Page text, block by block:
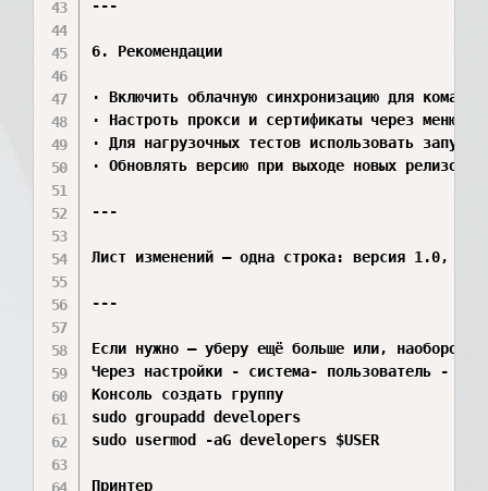
---
6. Рекомендации
· Включить облачную синхронизацию для
· Настроть прокси и сертификаты через меню
· Для нагрузочных тестов использовать запуск
· Обновлять версию при выходе новых релизов.
---
Лист изменений — одна строка: версия 1.0,
---
Если нужно — уберу ещё больше или, наоборот,
Через настройки - система- пользователь -
Консоль создать группу
sudo groupadd developers
sudo usermod -aG developers $USER
Принтер